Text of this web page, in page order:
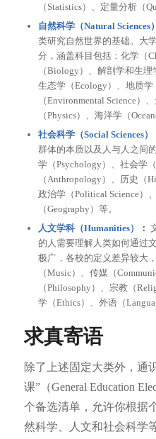
（Statistics）、定量分析（
自然科学（Natural Sciences
类研究自然世界的基础。大
分，涵盖科目包括：化学（
（Biology）、解剖学和生理
生态学（Ecology）、地质
（Environmental Science）
（Physics）、海洋学（
社会科学（Social Sciences）
群体的本质以及人与人之间
学（Psychology）、社会学
（Anthropology）、历史（
政治学（Political Science）
（Geography）等。
人文学科（Humanities）：
的人需要理解人类如何通过
极广，各校的定义差异较大
（Music）、传媒（
（Philosophy）、宗教（
学（Ethics）、外语（
求真寄语
除了上述固定大类外，通
课”（General Education
个备选清单，允许你根据
然科学、人文和社会科学